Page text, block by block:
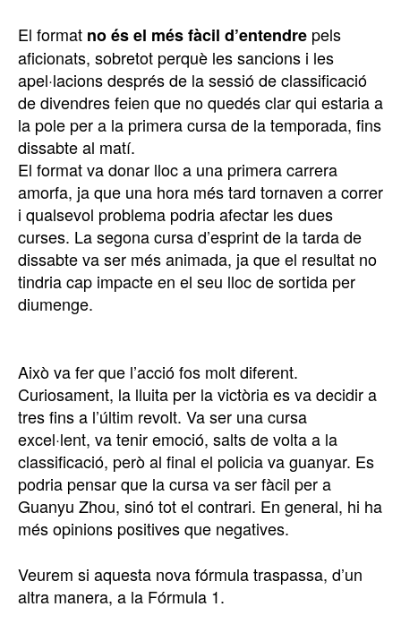
El format no és el més fàcil d’entendre pels
aficionats, sobretot perquè les sancions i les
apel·lacions després de la sessió de classificació
de divendres feien que no quedés clar qui estaria a
la pole per a la primera cursa de la temporada, fins
dissabte al matí.
El format va donar lloc a una primera carrera
amorfa, ja que una hora més tard tornaven a correr
i qualsevol problema podria afectar les dues
curses. La segona cursa d’esprint de la tarda de
dissabte va ser més animada, ja que el resultat no
tindria cap impacte en el seu lloc de sortida per
diumenge.
Això va fer que l’acció fos molt diferent.
Curiosament, la lluita per la victòria es va decidir a
tres fins a l’últim revolt. Va ser una cursa
excel·lent, va tenir emoció, salts de volta a la
classificació, però al final el policia va guanyar. Es
podria pensar que la cursa va ser fàcil per a
Guanyu Zhou, sinó tot el contrari. En general, hi ha
més opinions positives que negatives.
Veurem si aquesta nova fórmula traspassa, d’un
altra manera, a la Fórmula 1.